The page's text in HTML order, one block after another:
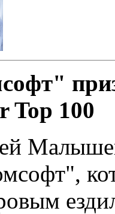
Top 100